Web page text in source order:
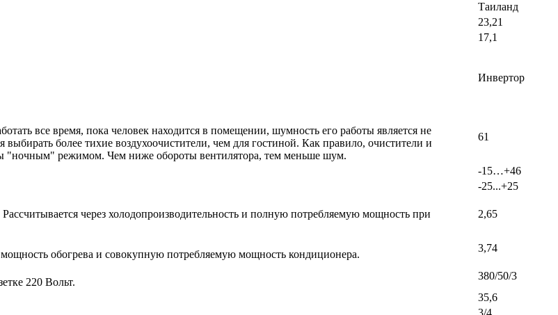
Таиланд
23,21
17,1
Инвертор
все время, пока человек находится в помещении, шумность его работы является не
более тихие воздухоочистители, чем для гостиной. Как правило, очистители и
"ночным" режимом. Чем ниже обороты вентилятора, тем меньше шум.
61
-15…+46
-25...+25
через холодопроизводительность и полную потребляемую мощность при
2,65
обогрева и совокупную потребляемую мощность кондиционера.
3,74
220 Вольт.
380/50/3
35,6
3/4